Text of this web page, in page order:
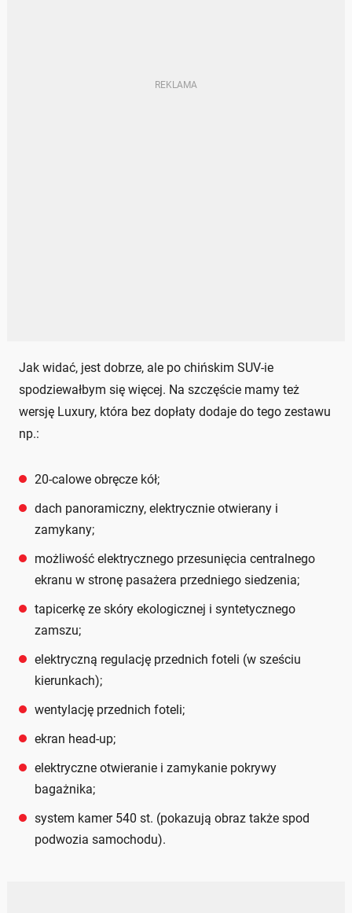
Jak widać, jest dobrze, ale po chińskim SUV-ie
spodziewałbym się więcej. Na szczęście mamy też
wersję Luxury, która bez dopłaty dodaje do tego zestawu
np.:
20-calowe obręcze kół;
dach panoramiczny, elektrycznie otwierany i
zamykany;
możliwość elektrycznego przesunięcia centralnego
ekranu w stronę pasażera przedniego siedzenia;
tapicerkę ze skóry ekologicznej i syntetycznego
zamszu;
elektryczną regulację przednich foteli (w sześciu
kierunkach);
wentylację przednich foteli;
ekran head-up;
elektryczne otwieranie i zamykanie pokrywy
bagażnika;
system kamer 540 st. (pokazują obraz także spod
podwozia samochodu).